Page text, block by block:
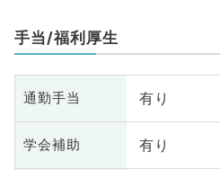
手当/福利厚生
通勤手当 有り
学会補助 有り